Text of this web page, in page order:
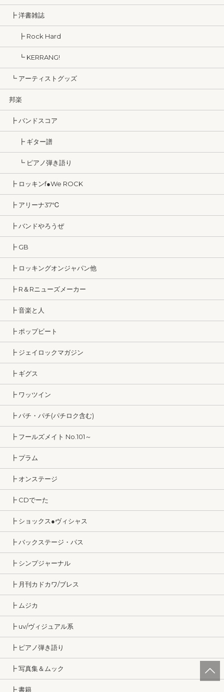
┣ 洋書雑誌
┣ Rock Hard
┗ KERRANG!
┗ アーティストグッズ
邦楽
┣ バンドスコア
┣ ギター譜
┗ ピアノ弾き語り
┣ ロッキンf●We ROCK
┣ アリーナ37℃
┣ バンドやろうぜ
┣ GB
┣ ロッキングオンジャパン他
┣ R＆Rニューズメーカー
┣ 音楽と人
┣ ポップビート
┣ ジェイロックマガジン
┣ ギグス
┣ ワッツイン
┣ パチ・パチ(パチロク含む)
┣ フールズメイト No.101～
┣ プラム
┣ オンステージ
┣ CDでーた
┣ ショックス●ヴィシャス
┣ バックステージ・パス
┣ シンプジャーナル
┣ 月刊カドカワ/ブレス
┣ ムジカ
┣ uv/ヴィジュアル系
┣ ピアノ弾き語り
┣ 写真集＆ムック
┣ 書籍